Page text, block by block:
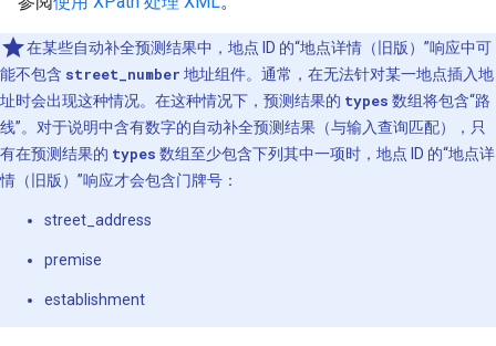
"description": "Paris, KY, USA",
"matched_substrings"
[{ "length": 5,
"place_id": "ChIJsU7_xMfKQ4gReI89RJn0-RQ",
"reference": "ChIJsU7_xMfKQ4gReI89RJn0-RQ"
"structured_formatting" :
{
"main_text"
[
在某些自动补全预测结果中，地点 ID 的“地点详情（旧版）”响应中可
能不包含 street_number 地址组件。通常，在无法针对某一地点插入地
址时会出现这种情况。在这种情况下，预测结果的 types 数组将包含“路
线”。对于说明中含有数字的自动补全预测结果（与输入查询匹配），只
有在预测结果的 types 数组至少包含下列其中一项时，地点 ID 的“地点详
情（旧版）”响应才会包含门牌号：
street_address
premise
establishment